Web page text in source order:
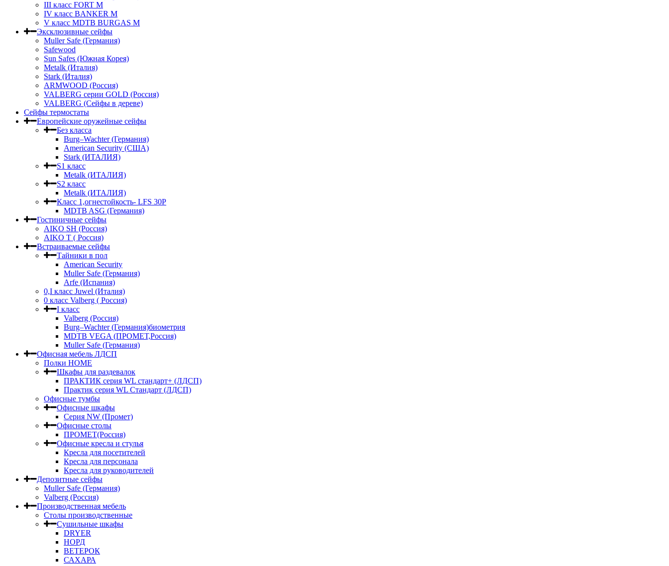
III класс FORT M
IV класс BANKER M
V класс МDTB BURGAS M
Эксклюзивные сейфы
Muller Safe (Германия)
Safewood
Sun Safes (Южная Корея)
Metalk (Италия)
Stark (Италия)
ARMWOOD (Россия)
VALBERG серии GOLD (Россия)
VALBERG (Сейфы в дереве)
Сейфы термостаты
Европейские оружейные сейфы
Без класса
Burg–Wachter (Германия)
American Security (США)
Stark (ИТАЛИЯ)
S1 класс
Metalk (ИТАЛИЯ)
S2 класс
Metalk (ИТАЛИЯ)
Класс 1,огнестойкость- LFS 30P
MDTB ASG (Германия)
Гостиничные сейфы
AIKO SH (Россия)
AIKO Т ( Россия)
Встраиваемые сейфы
Тайники в пол
American Security
Muller Safe (Германия)
Arfe (Испания)
0,I класс Juwel (Италия)
0 класс Valberg ( Россия)
I класс
Valberg (Россия)
Burg–Wachter (Германия)биометрия
MDTB VEGA (ПРОМЕТ,Россия)
Muller Safe (Германия)
Офисная мебель ЛДСП
Полки HOME
Шкафы для раздевалок
ПРАКТИК серия WL стандарт+ (ЛДСП)
Практик серия WL Стандарт (ЛДСП)
Офисные тумбы
Офисные шкафы
Серия NW (Промет)
Офисные столы
ПРОМЕТ(Россия)
Офисные кресла и стулья
Кресла для посетителей
Кресла для персонала
Кресла для руководителей
Депозитные сейфы
Muller Safe (Германия)
Valberg (Россия)
Производственная мебель
Столы производственные
Сушильные шкафы
DRYER
НОРД
ВЕТЕРОК
САХАРА